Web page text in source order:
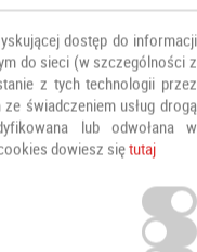
utraty stylu - ten model
pokojowe
dostęp do informacji
do sieci (w szczególności z
z tych technologii przez
świadczeniem usług drogą
lub odwołana w
dowiesz siętutaj